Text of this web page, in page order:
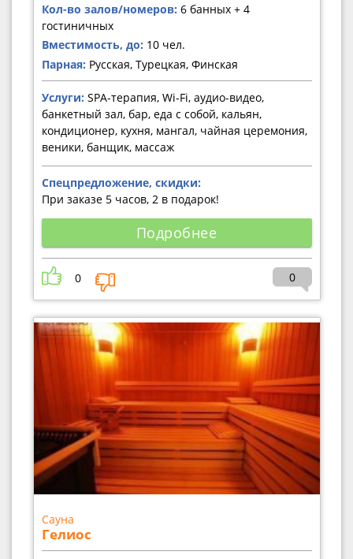
Кол-во залов/номеров: 6 банных + 4
гостиничных
Вместимость, до: 10 чел.
Парная: Русская, Турецкая, Финская
Услуги: SPA-терапия, Wi-Fi, аудио-видео,
банкетный зал, бар, еда с собой, кальян,
кондиционер, кухня, мангал, чайная церемония,
веники, банщик, массаж
Спецпредложение, скидки:
При заказе 5 часов, 2 в подарок!
Подробнее
0 0
Сауна
Гелиос